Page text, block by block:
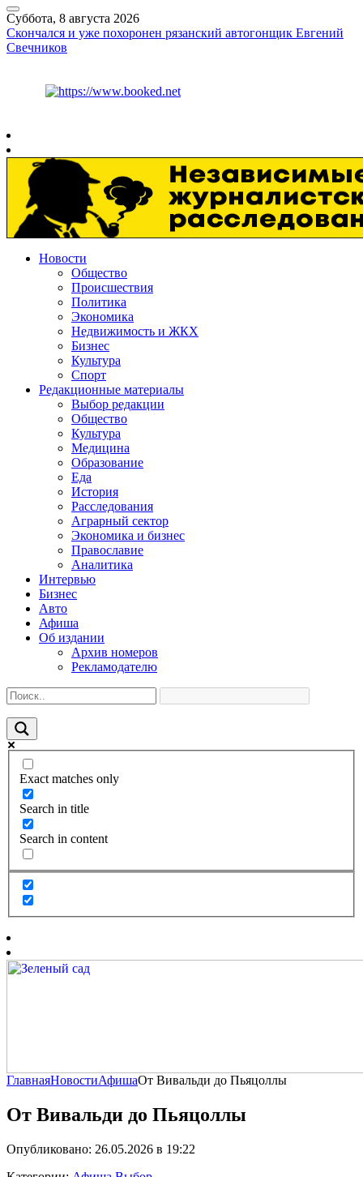
Суббота, 8 августа 2026
Скончался и уже похоронен рязанский автогонщик Евгений
Свечников
Новости
Общество
Происшествия
Политика
Экономика
Недвижимость и ЖКХ
Бизнес
Культура
Спорт
Редакционные материалы
Выбор редакции
Общество
Культура
Медицина
Образование
Еда
История
Расследования
Аграрный сектор
Экономика и бизнес
Православие
Аналитика
Интервью
Бизнес
Авто
Афиша
Об издании
Архив номеров
Рекламодателю
Exact matches only
Search in title
Search in content
ГлавнаяНовостиАфишаОт Вивальди до Пьяцоллы
От Вивальди до Пьяцоллы
Опубликовано: 26.05.2026 в 19:22